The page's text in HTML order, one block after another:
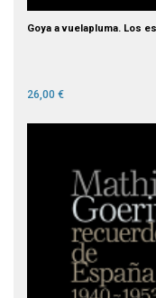
Goya a vuelapluma. Los
26,00 €